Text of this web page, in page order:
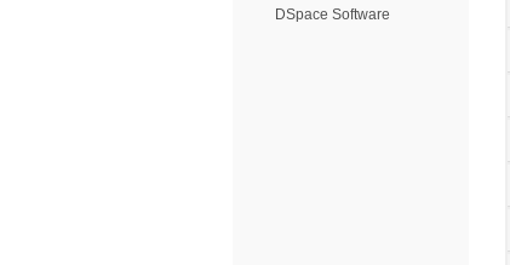
DSpace Software